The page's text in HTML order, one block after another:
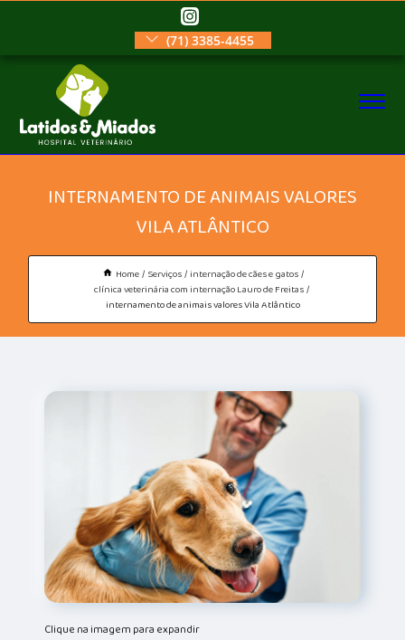
(71) 3385-4455
INTERNAMENTO DE ANIMAIS VALORES
VILA ATLÂNTICO
Home Serviços
internação de cães e gatos
clínica veterinária com internação Lauro de Freitas
internamento de animais valores Vila Atlântico
Clique na imagem para expandir